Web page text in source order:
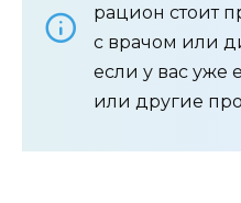
рацион стоит
с врачом или
если у вас уже
или другие